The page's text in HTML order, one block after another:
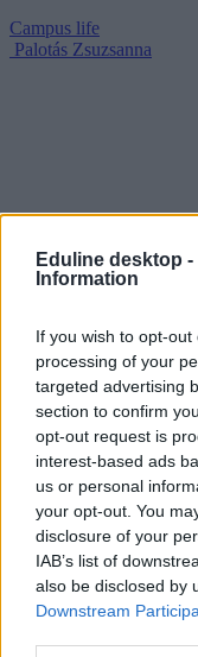
Eduline desktop -
Information
If you wish to opt-
processing of your
targeted advertising
section to confirm
opt-out request is
interest-based ads
us or personal
your opt-out. You
disclosure of your
IAB’s list of
also be disclosed by
Downstream
Campus life
Palotás Zsuzsanna
MI: Világszerte
meztelen képeket
Egy online zaklatással
hogy ez a gyakorlat